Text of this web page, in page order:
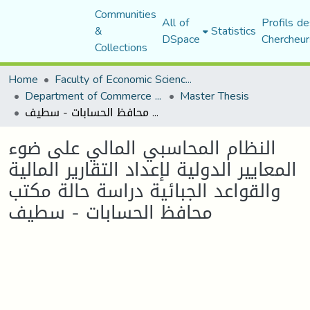
Communities
&
Collections
All of
DSpace Statistics Profils
Home
Faculty of Economic Sciences, Commerce and Management Sciences
Department of Commerce Science Master Thesis
النظام المحاسبي المالي على ضوء المعاییر الدولیة لإعداد التقاریر المالیة والقواعد الجبائیة دراسة حالة مكتب محافظ الحسابات - سطیف
النظام المحاسبي المالي على ضوء
المعاییر الدولیة لإعداد التقاریر المالیة
والقواعد الجبائیة دراسة حالة مكتب
محافظ الحسابات - سطیف